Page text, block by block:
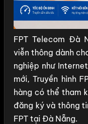
FPT Telecom Đà
viễn thông dành
nghiệp như
mới, Truyền hình
hàng có thể tham
đăng ký và thông
FPT tại Đà Nẵng.